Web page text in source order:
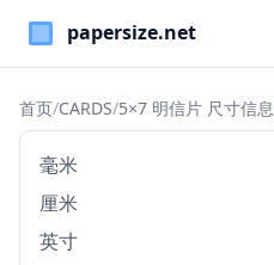
Paper Sizes
首页/CARDS/5×7 明信片 尺寸信息
毫米
厘米
英寸